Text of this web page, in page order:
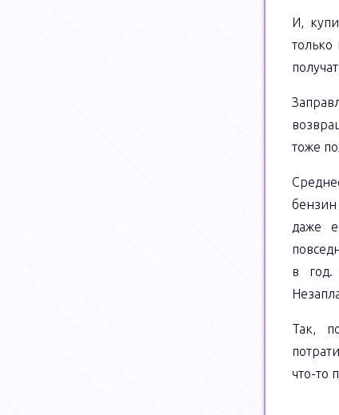
И,
тоже
даже
в год.
Так,
что-то